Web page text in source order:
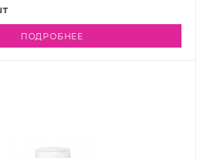
ПОДРОБНЕЕ